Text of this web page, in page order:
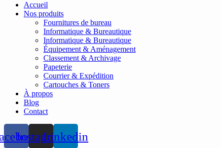
Accueil
Nos produits
Fournitures de bureau
Informatique & Bureautique
Informatique & Bureautique
Équipement & Aménagement
Classement & Archivage
Papeterie
Courrier & Expédition
Cartouches & Toners
À propos
Blog
Contact
InstagramLinkedin